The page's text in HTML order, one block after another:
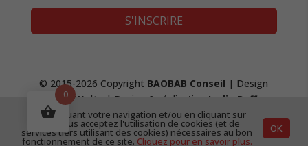
S'INSCRIRE
© 2015-2026 Copyright BAOBAB Conseil | Design
Fanny Waltz
| Design & réalisation Lydie Boffy
création de site web|Mentions Légales &
Confidentialité|CGV
0
En continuant votre navigation et/ou en cliquant sur
"OK", vous acceptez l'utilisation de cookies (et de
services tiers utilisant des cookies) nécessaires au bon
fonctionnement de ce site. Cliquez pour en savoir plus.
OK